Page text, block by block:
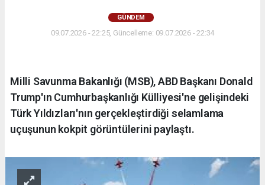
GÜNDEM
09.07.2026 - 22:25, Güncelleme: 09.07.2026 - 22:34
Milli Savunma Bakanlığı (MSB), ABD Başkanı Donald
Trump'ın Cumhurbaşkanlığı Külliyesi'ne gelişindeki
Türk Yıldızları'nın gerçekleştirdiği selamlama
uçuşunun kokpit görüntülerini paylaştı.